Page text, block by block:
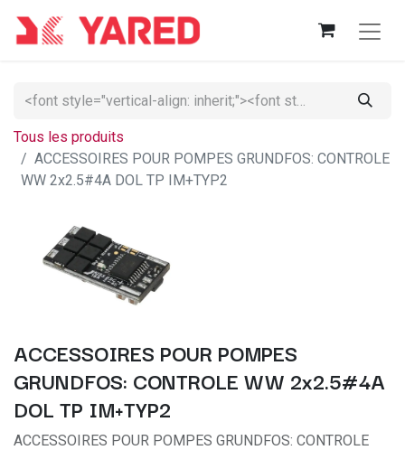
Tous les produits
ACCESSOIRES POUR POMPES GRUNDFOS: CONTROLE
WW 2x2.5#4A DOL TP IM+TYP2
ACCESSOIRES POUR POMPES
GRUNDFOS: CONTROLE WW 2x2.5#4A
DOL TP IM+TYP2
ACCESSOIRES POUR POMPES GRUNDFOS: CONTROLE